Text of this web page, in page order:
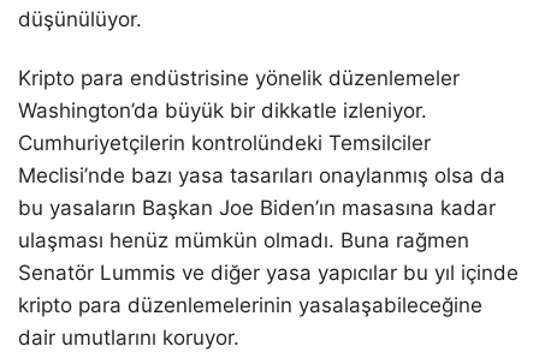
düşünülüyor.
Kripto para endüstrisine yönelik düzenlemeler
Washington’da büyük bir dikkatle izleniyor.
Cumhuriyetçilerin kontrolündeki Temsilciler
Meclisi’nde bazı yasa tasarıları onaylanmış olsa da
bu yasaların Başkan Joe Biden’ın masasına kadar
ulaşması henüz mümkün olmadı. Buna rağmen
Senatör Lummis ve diğer yasa yapıcılar bu yıl içinde
kripto para düzenlemelerinin yasalaşabileceğine
dair umutlarını koruyor.